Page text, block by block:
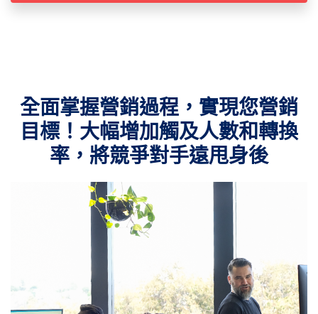
全面掌握營銷過程，實現您營銷
目標！大幅增加觸及人數和轉換
率，將競爭對手遠甩身後